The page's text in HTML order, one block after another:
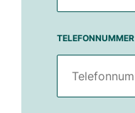
TELEFONNUMMER